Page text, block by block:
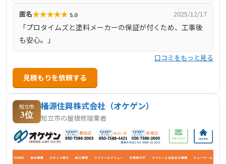
ら目指しております。ご自宅の塗装に関するお悩みやご相
談、お見積りのご依頼など、どうぞお気軽にお問い合わせ
ください。
匿名★★★★★ 5.0 2025/12/17
「プロタイムズと塗料メーカーの保証が付くため、工事後
も安心。」
口コミをもっと見る
見積もりを依頼する
知立市
3位
桶源住興株式会社（オケゲン）
知立市の屋根修理業者